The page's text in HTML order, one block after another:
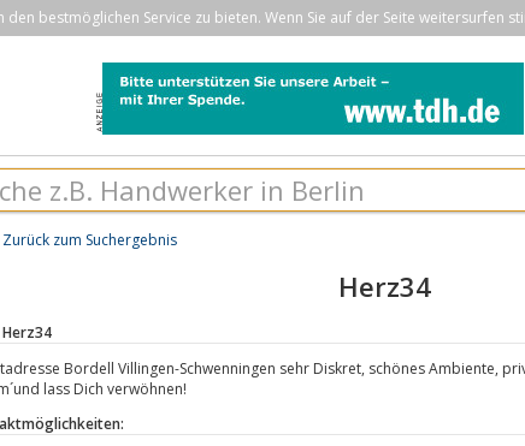
bestmöglichen Service zu bieten. Wenn Sie auf der Seite weitersurfen
Zurück zum Suchergebnis
Herz34
Bordell Villingen-Schwenningen sehr Diskret, schönes Ambiente,
lass Dich verwöhnen!